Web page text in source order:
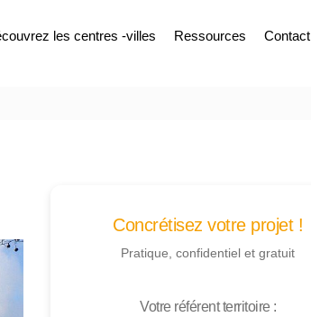
les centres -villes Ressources Contact
Concrétisez votre projet !
Pratique, confidentiel et gratuit
Votre référent territoire :